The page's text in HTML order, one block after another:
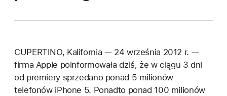
CUPERTINO, Kalifornia — 24 września 2012 r. —
firma Apple poinformowała dziś, że w ciągu 3 dni
od premiery sprzedano ponad 5 milionów
telefonów iPhone 5. Ponadto ponad 100 milionów